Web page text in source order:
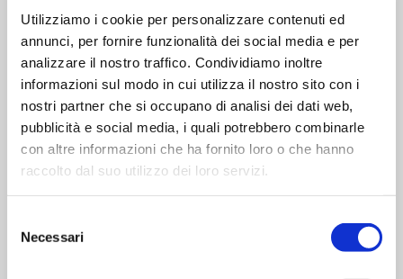
Utilizziamo i cookie per personalizzare contenuti ed
annunci, per fornire funzionalità dei social media e per
analizzare il nostro traffico. Condividiamo inoltre
informazioni sul modo in cui utilizza il nostro sito con i
nostri partner che si occupano di analisi dei dati web,
pubblicità e social media, i quali potrebbero combinarle
con altre informazioni che ha fornito loro o che hanno
raccolto dal suo utilizzo dei loro servizi.
delNecessari
Soia
Informazioni per la raccolta differenziata
Busta:Plastica - Largamente riciclabile
Modalità di preparazione